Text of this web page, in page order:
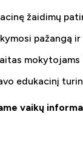
žaidimų
pažangą ir
mokytojams
edukacinį
vaikų